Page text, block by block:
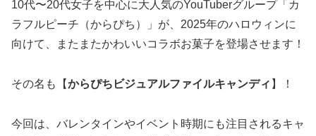
10代〜20代女子を中心に大人気のYouTuberグループ「カ
ラフルピーチ（からぴち）」が、2025年のハロウィンに
向けて、またまたかわいいコラボお菓子を登場させます！
その名も【からぴちビジュアルファイルキャンディ 】！
今回は、バレンタインやイベント時期にも注目されるキャ